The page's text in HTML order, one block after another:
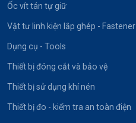
Ốc vít tán tự giữ
Vật tư linh kiện lắp ghép - Fastener
Dụng cụ - Tools
Thiết bị đóng cắt và bảo vệ
Thiết bị sử dụng khí nén
Thiết bị đo - kiểm tra an toàn điện